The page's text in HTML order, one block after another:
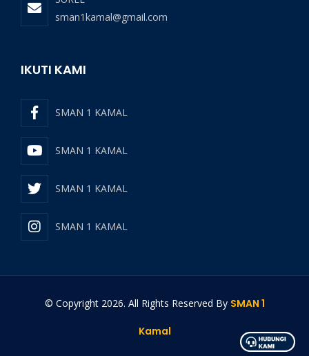
sman1kamal@gmail.com
IKUTI KAMI
SMAN 1 KAMAL
SMAN 1 KAMAL
SMAN 1 KAMAL
SMAN 1 KAMAL
© Copyright 2026. All Rights Reserved By SMAN 1
Kamal